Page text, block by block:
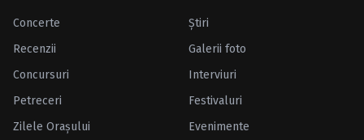
Concerte
Ştiri
Recenzii
Galerii foto
Concursuri
Interviuri
Petreceri
Festivaluri
Zilele Oraşului
Evenimente